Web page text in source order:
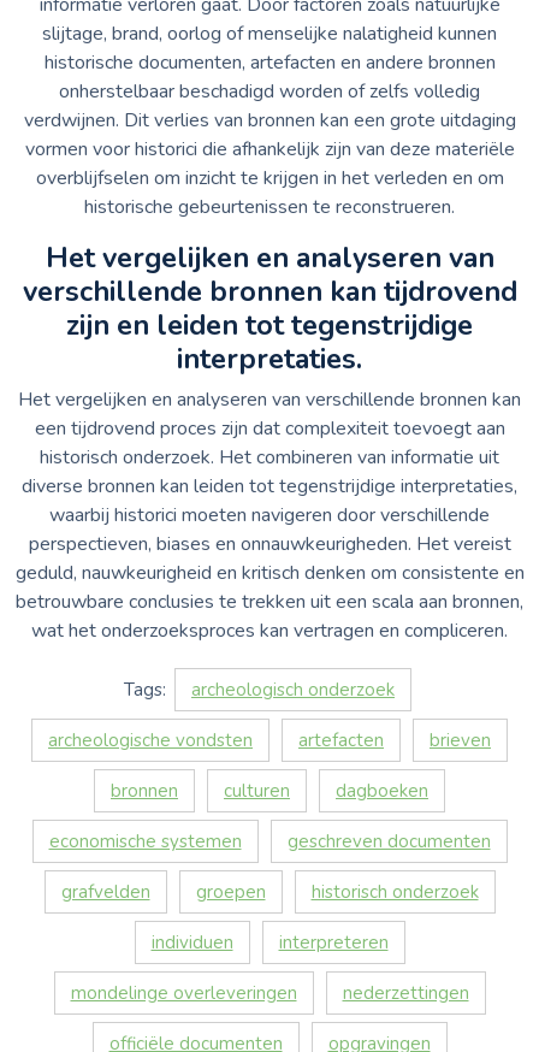
slijtage, brand, oorlog of menselijke nalatigheid kunnen
historische documenten, artefacten en andere bronnen
onherstelbaar beschadigd worden of zelfs volledig
verdwijnen. Dit verlies van bronnen kan een grote uitdaging
vormen voor historici die afhankelijk zijn van deze materiële
overblijfselen om inzicht te krijgen in het verleden en om
historische gebeurtenissen te reconstrueren.
Het vergelijken en analyseren van
verschillende bronnen kan tijdrovend
zijn en leiden tot tegenstrijdige
interpretaties.
Het vergelijken en analyseren van verschillende bronnen kan
een tijdrovend proces zijn dat complexiteit toevoegt aan
historisch onderzoek. Het combineren van informatie uit
diverse bronnen kan leiden tot tegenstrijdige interpretaties,
waarbij historici moeten navigeren door verschillende
perspectieven, biases en onnauwkeurigheden. Het vereist
geduld, nauwkeurigheid en kritisch denken om consistente en
betrouwbare conclusies te trekken uit een scala aan bronnen,
wat het onderzoeksproces kan vertragen en compliceren.
Tags: archeologisch onderzoek
archeologische vondsten artefacten brieven
bronnen culturen dagboeken
economische systemen geschreven documenten
grafvelden groepen historisch onderzoek
individuen interpreteren
mondelinge overleveringen nederzettingen
officiële documenten opgravingen